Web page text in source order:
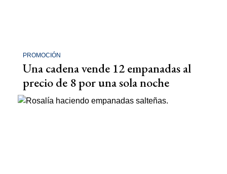
PROMOCIÓN
Una cadena vende 12 empanadas al
precio de 8 por una sola noche